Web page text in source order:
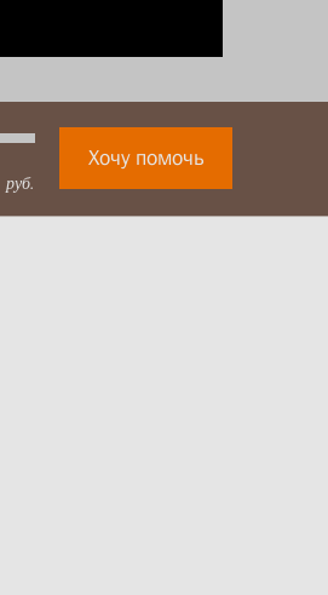
руб.
Хочу помочь